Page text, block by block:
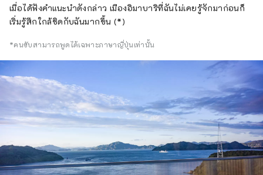
เมื่อได้ฟังคำแนะนำดังกล่าว เมืองอิมาบาริที่ฉันไม่เคยรู้จักมาก่อนก็
เริ่มรู้สึกใกล้ชิดกับฉันมากขึ้น (*)
*คนขับสามารถพูดได้เฉพาะภาษาญี่ปุ่นเท่านั้น